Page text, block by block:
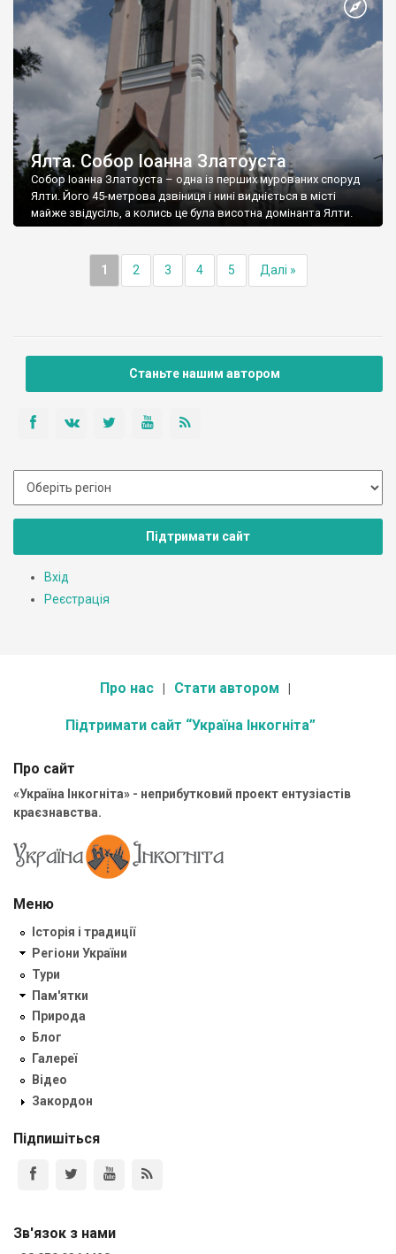
Ялта. Собор Іоанна Златоуста
Собор Іоанна Златоуста – одна із перших мурованих споруд
Ялти. Його 45-метрова дзвіниця і нині видніється в місті
майже звідусіль, а колись це була висотна домінанта Ялти.
1 2 3 4 5 Далі »
Станьте нашим автором
Підтримати сайт
Вхід
Реєстрація
Про нас Стати автором
Підтримати сайт “Україна Інкогніта”
Про сайт
«Україна Інкогніта» - неприбутковий проект ентузіастів
краєзнавства.
Меню
Історія і традиції
Регіони України
Тури
Пам'ятки
Природа
Блог
Галереї
Відео
Закордон
Підпишіться
Зв'язок з нами